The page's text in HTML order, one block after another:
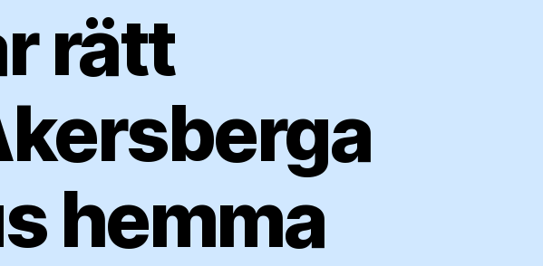
rätt
hemma